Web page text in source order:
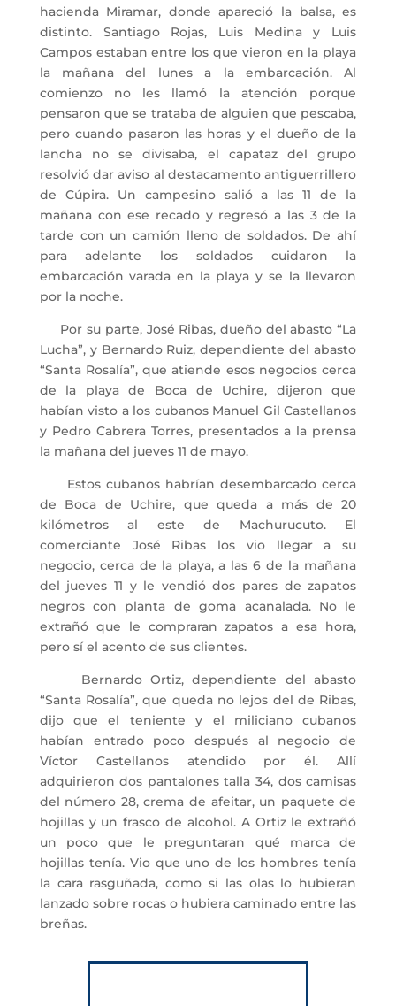
hacienda Miramar, donde apareció la balsa, es
distinto. Santiago Rojas, Luis Medina y Luis
Campos estaban entre los que vieron en la playa
la mañana del lunes a la embarcación. Al
comienzo no les llamó la atención porque
pensaron que se trataba de alguien que pescaba,
pero cuando pasaron las horas y el dueño de la
lancha no se divisaba, el capataz del grupo
resolvió dar aviso al destacamento antiguerrillero
de Cúpira. Un campesino salió a las 11 de la
mañana con ese recado y regresó a las 3 de la
tarde con un camión lleno de soldados. De ahí
para adelante los soldados cuidaron la
embarcación varada en la playa y se la llevaron
por la noche.
Por su parte, José Ribas, dueño del abasto “La
Lucha”, y Bernardo Ruiz, dependiente del abasto
“Santa Rosalía”, que atiende esos negocios cerca
de la playa de Boca de Uchire, dijeron que
habían visto a los cubanos Manuel Gil Castellanos
y Pedro Cabrera Torres, presentados a la prensa
la mañana del jueves 11 de mayo.
Estos cubanos habrían desembarcado cerca
de Boca de Uchire, que queda a más de 20
kilómetros al este de Machurucuto. El
comerciante José Ribas los vio llegar a su
negocio, cerca de la playa, a las 6 de la mañana
del jueves 11 y le vendió dos pares de zapatos
negros con planta de goma acanalada. No le
extrañó que le compraran zapatos a esa hora,
pero sí el acento de sus clientes.
Bernardo Ortiz, dependiente del abasto
“Santa Rosalía”, que queda no lejos del de Ribas,
dijo que el teniente y el miliciano cubanos
habían entrado poco después al negocio de
Víctor Castellanos atendido por él. Allí
adquirieron dos pantalones talla 34, dos camisas
del número 28, crema de afeitar, un paquete de
hojillas y un frasco de alcohol. A Ortiz le extrañó
un poco que le preguntaran qué marca de
hojillas tenía. Vio que uno de los hombres tenía
la cara rasguñada, como si las olas lo hubieran
lanzado sobre rocas o hubiera caminado entre las
breñas.